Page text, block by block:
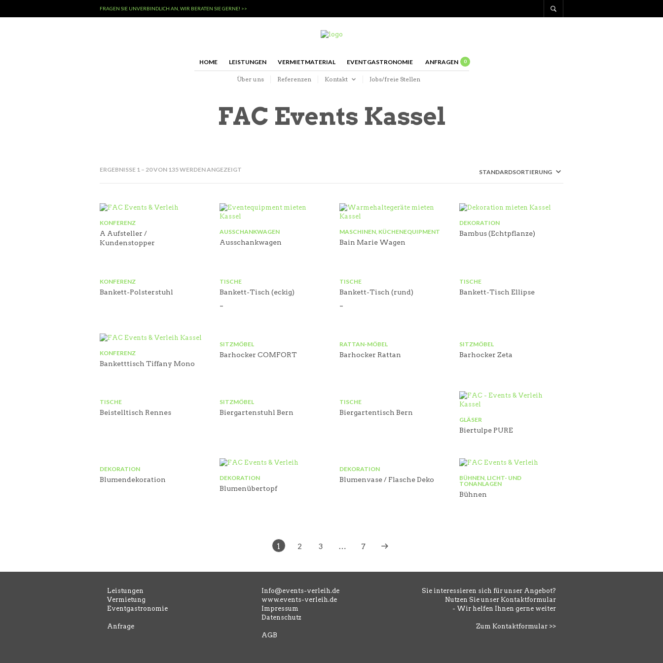
FRAGEN SIE UNVERBINDLICH AN, WIR BERATEN SIE GERNE! >>
HOME LEISTUNGEN VERMIETMATERIAL EVENTGASTRONOMIE ANFRAGEN 0
Über uns Referenzen Kontakt Jobs/freie Stellen
FAC Events Kassel
ERGEBNISSE 1 – 20 VON 135 WERDEN ANGEZEIGT
KONFERENZ
A Aufsteller /
Kundenstopper
AUSSCHANKWAGEN
Ausschankwagen
MASCHINEN, KÜCHENEQUIPMENT
Bain Marie Wagen
DEKORATION
Bambus (Echtpflanze)
KONFERENZ
Bankett-Polsterstuhl
TISCHE
Bankett-Tisch (eckig)
–
TISCHE
Bankett-Tisch (rund)
–
TISCHE
Bankett-Tisch Ellipse
KONFERENZ
Banketttisch Tiffany Mono
SITZMÖBEL
Barhocker COMFORT
RATTAN-MÖBEL
Barhocker Rattan
SITZMÖBEL
Barhocker Zeta
TISCHE
Beistelltisch Rennes
SITZMÖBEL
Biergartenstuhl Bern
TISCHE
Biergartentisch Bern
GLÄSER
Biertulpe PURE
DEKORATION
Blumendekoration DEKORATION
Blumenübertopf
DEKORATION
Blumenvase / Flasche Deko
BÜHNEN, LICHT- UND
TONANLAGEN
Bühnen
1 2 3 … 7
Leistungen
Vermietung
Eventgastronomie
Anfrage
Info@events-verleih.de
www.events-verleih.de
Impressum
Datenschutz
AGB
Sie interessieren sich für unser Angebot?
Nutzen Sie unser Kontaktformular
- Wir helfen Ihnen gerne weiter
Zum Kontaktformular >>